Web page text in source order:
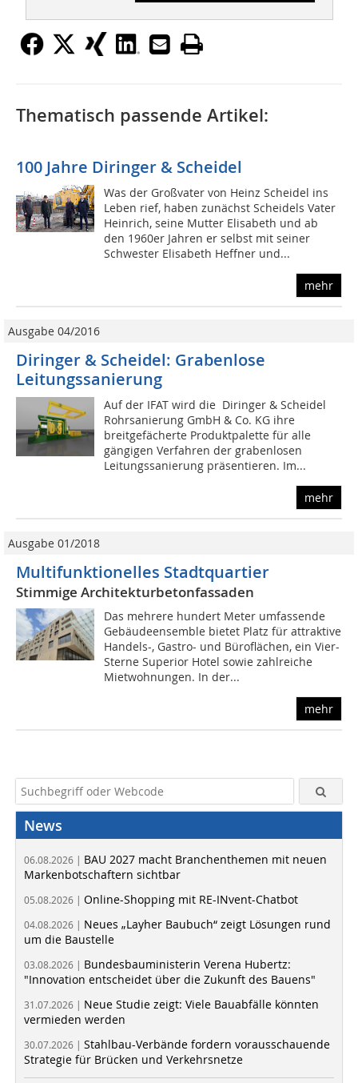
Thematisch passende Artikel:
100 Jahre Diringer & Scheidel
Was der Großvater von Heinz Scheidel ins
Leben rief, haben zunächst Scheidels Vater
Heinrich, seine Mutter Elisabeth und ab
den 1960er Jahren er selbst mit seiner
Schwester Elisabeth Heffner und...
mehr
Ausgabe 04/2016
Diringer & Scheidel: Grabenlose
Leitungssanierung
Auf der IFAT wird die Diringer & Scheidel
Rohrsanierung GmbH & Co. KG ihre
breitgefächerte Produktpalette für alle
gängigen Verfahren der grabenlosen
Leitungssanierung präsentieren. Im...
mehr
Ausgabe 01/2018
Multifunktionelles Stadtquartier
Stimmige Architekturbetonfassaden
Das mehrere hundert Meter umfassende
Gebäudeensemble bietet Platz für attraktive
Handels-, Gastro- und Büroflächen, ein Vier-
Sterne Superior Hotel sowie zahlreiche
Mietwohnungen. In der...
mehr
News
06.08.2026 | BAU 2027 macht Branchenthemen mit neuen
Markenbotschaftern sichtbar
05.08.2026 | Online-Shopping mit RE-INvent-Chatbot
04.08.2026 | Neues „Layher Baubuch“ zeigt Lösungen rund
um die Baustelle
03.08.2026 | Bundesbauministerin Verena Hubertz:
"Innovation entscheidet über die Zukunft des Bauens"
31.07.2026 | Neue Studie zeigt: Viele Bauabfälle könnten
vermieden werden
30.07.2026 | Stahlbau-Verbände fordern vorausschauende
Strategie für Brücken und Verkehrsnetze